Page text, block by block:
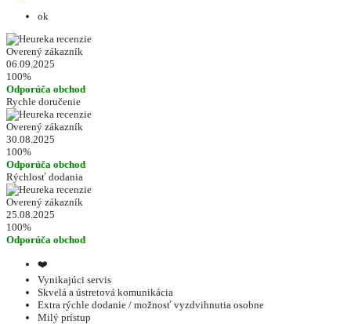
ok
Overený zákazník
06.09.2025
100%
Odporúča obchod
Rychle doručenie
Overený zákazník
30.08.2025
100%
Odporúča obchod
Rýchlosť dodania
Overený zákazník
25.08.2025
100%
Odporúča obchod
❤️
Vynikajúci servis
Skvelá a ústretová komunikácia
Extra rýchle dodanie / možnosť vyzdvihnutia osobne
Milý prístup